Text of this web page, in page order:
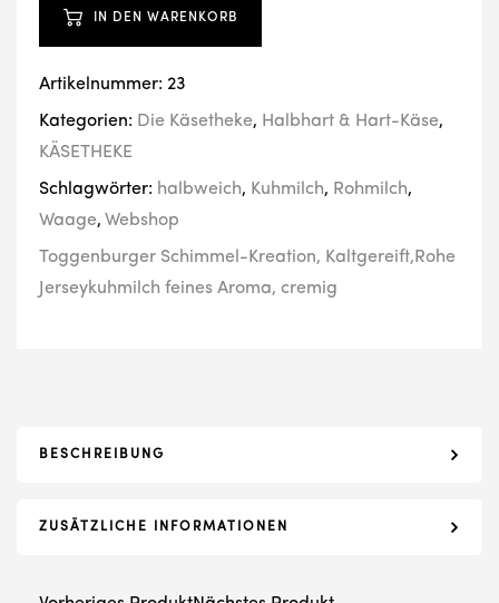
IN DEN WARENKORB
Artikelnummer: 23
Kategorien: Die Käsetheke, Halbhart & Hart-Käse,
KÄSETHEKE
Schlagwörter: halbweich, Kuhmilch, Rohmilch,
Waage, Webshop
Toggenburger Schimmel-Kreation, Kaltgereift,Rohe
Jerseykuhmilch feines Aroma, cremig
BESCHREIBUNG
ZUSÄTZLICHE INFORMATIONEN